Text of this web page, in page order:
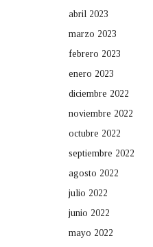
abril 2023
marzo 2023
febrero 2023
enero 2023
diciembre 2022
noviembre 2022
octubre 2022
septiembre 2022
agosto 2022
julio 2022
junio 2022
mayo 2022